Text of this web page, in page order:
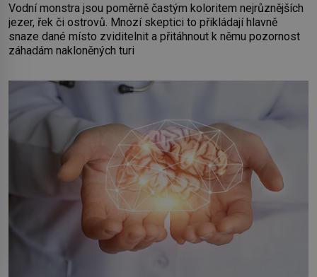
Vodní monstra jsou poměrně častým koloritem nejrůznějších
jezer, řek či ostrovů. Mnozí skeptici to přikládají hlavně
snaze dané místo zviditelnit a přitáhnout k němu pozornost
záhadám nakloněných turi